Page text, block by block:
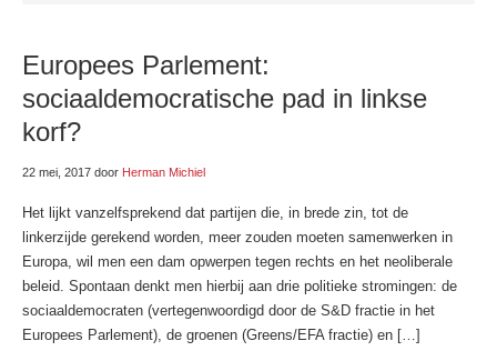
Europees Parlement:
sociaaldemocratische pad in linkse
korf?
22 mei, 2017 door Herman Michiel
Het lijkt vanzelfsprekend dat partijen die, in brede zin, tot de
linkerzijde gerekend worden, meer zouden moeten samenwerken in
Europa, wil men een dam opwerpen tegen rechts en het neoliberale
beleid. Spontaan denkt men hierbij aan drie politieke stromingen: de
sociaaldemocraten (vertegenwoordigd door de S&D fractie in het
Europees Parlement), de groenen (Greens/EFA fractie) en […]